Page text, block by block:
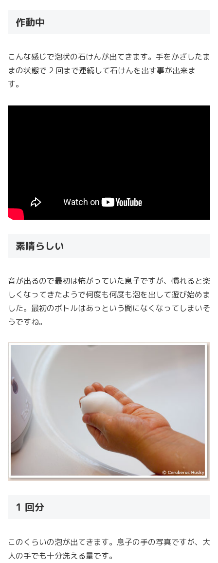
作動中
こんな感じで泡状の石けんが出てきます。手をかざしたま
まの状態で 2 回まで連続して石けんを出す事が出来ま
す。
素晴らしい
音が出るので最初は怖がっていた息子ですが、慣れると楽
しくなってきたようで何度も何度も泡を出して遊び始めま
した。最初のボトルはあっという間になくなってしまいそ
うですね。
1 回分
このくらいの泡が出てきます。息子の手の写真ですが、大
人の手でも十分洗える量です。